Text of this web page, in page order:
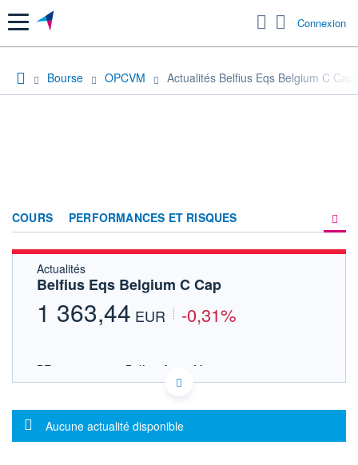
Menu Connexion
Bourse OPCVM Actualités Belfius Eqs Belgium C Cap
COURS PERFORMANCES ET RISQUES
FORUM
Actualités
Belfius Eqs Belgium C Cap
1 363,44 EUR -0,31%
BE0942851115 - Belfius Asset Management
OPCVM DERNIER COURS CONNU AU 06/08/2026
Message d'information
Aucune actualité disponible